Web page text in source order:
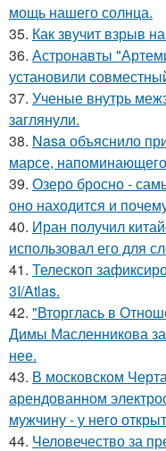
мощь нашего солнца.
35. Как звучит взрыв
36. Астронавты
установили
37. Ученые внутрь
заглянули.
38. Nasa объяснило
марсе,
39. Озеро бросно -
оно находится и
40. Иран получил
использовал его для
41. Телескоп
3I/Atlas.
42. "Вторглась в
Димы Масленникова
нее.
43. В московском
арендованном
мужчину - у него
44. Человечество за